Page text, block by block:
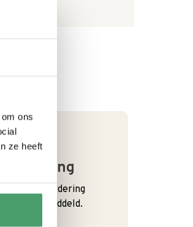
ons
ze heeft
waardering
goede waardering
9+ gemiddeld.